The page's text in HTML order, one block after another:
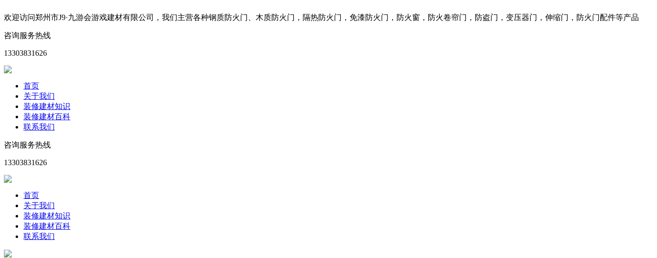
欢迎访问郑州市J9·九游会游戏建材有限公司，我们主营各种钢质防火门、木质防火门，隔热防火门，免漆防火门，防火窗，防火卷帘门，防盗门，变压器门，伸缩门，防火门配件等产品
咨询服务热线
13303831626
首页
关于我们
装修建材知识
装修建材百科
联系我们
咨询服务热线
13303831626
首页
关于我们
装修建材知识
装修建材百科
联系我们